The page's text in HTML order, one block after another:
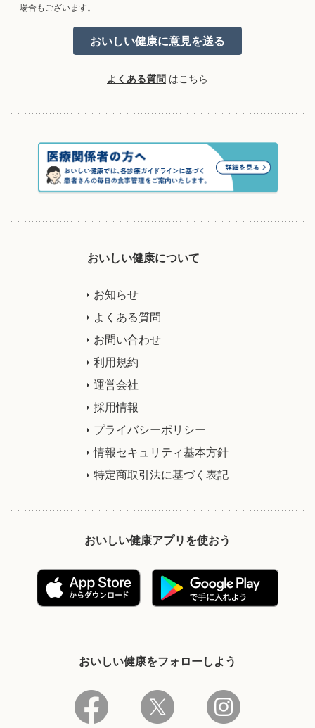
場合もございます。
よくある質問 はこちら
おいしい健康について
お知らせ
よくある質問
お問い合わせ
利用規約
運営会社
採用情報
プライバシーポリシー
情報セキュリティ基本方針
特定商取引法に基づく表記
おいしい健康アプリを使おう
おいしい健康をフォローしよう